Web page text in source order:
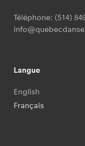
Téléphone: (514)
Langue
English
Français